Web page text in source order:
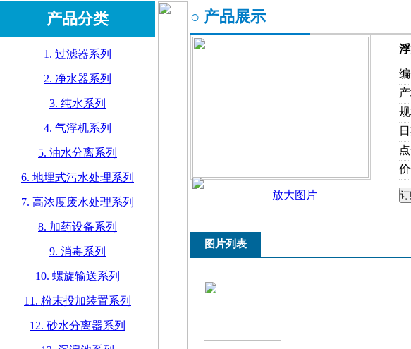
产品分类
1. 过滤器系列
2. 净水器系列
3. 纯水系列
4. 气浮机系列
5. 油水分离系列
6. 地埋式污水处理系列
7. 高浓度废水处理系列
8. 加药设备系列
9. 消毒系列
10. 螺旋输送系列
11. 粉末投加装置系列
12. 砂水分离器系列
○ 产品展示
编
规
放大图片
图片列表